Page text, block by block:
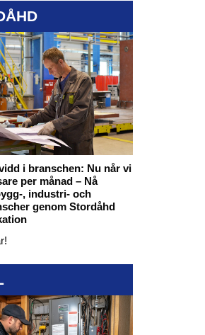
i branschen: Nu når vi
per månad – Nå
, industri- och
genom Stordåhd